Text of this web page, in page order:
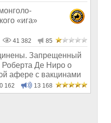
«ига»
41 382 85
Запрещенный
Де Ниро о
афере с вакцинами
162 13 168